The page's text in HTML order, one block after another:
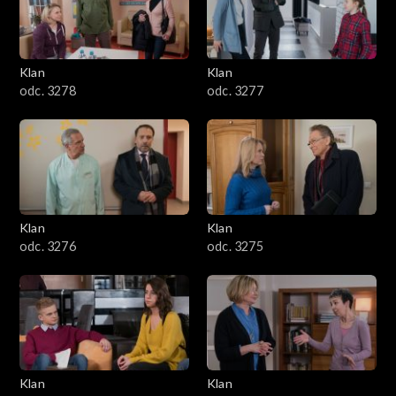
701–800
601–700
501–600
401–500
301–400
201–300
101–200
1–100
Klan
odc. 3278
Klan
odc. 3277
Klan
odc. 3276
Klan
odc. 3275
Klan
Klan